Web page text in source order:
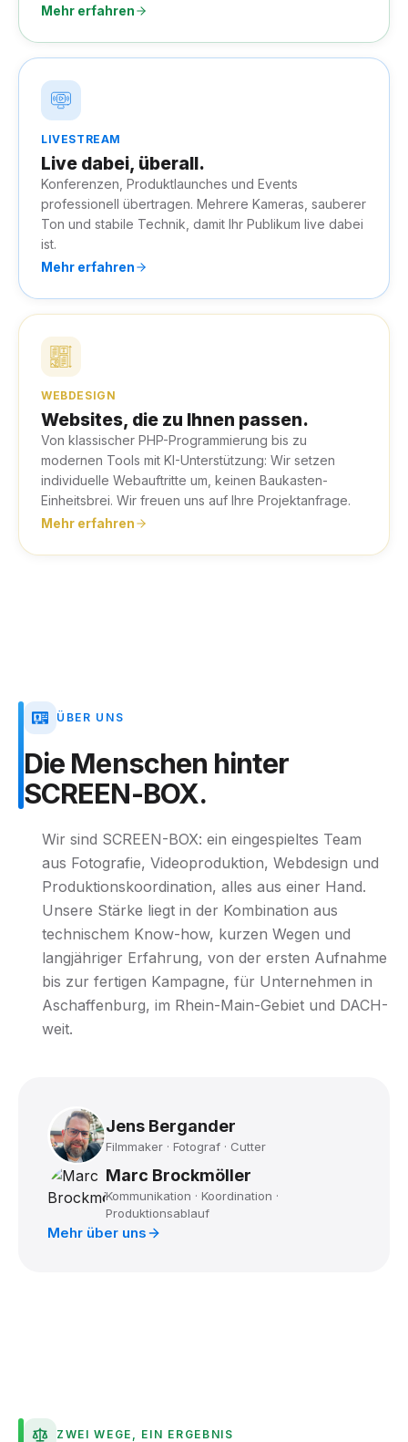
Mehr erfahren
LIVESTREAM
Live dabei, überall.
Konferenzen, Produktlaunches und Events
professionell übertragen. Mehrere Kameras, sauberer
Ton und stabile Technik, damit Ihr Publikum live dabei
ist.
Mehr erfahren
WEBDESIGN
Websites, die zu Ihnen passen.
Von klassischer PHP-Programmierung bis zu
modernen Tools mit KI-Unterstützung: Wir setzen
individuelle Webauftritte um, keinen Baukasten-
Einheitsbrei. Wir freuen uns auf Ihre Projektanfrage.
Mehr erfahren
ÜBER UNS
Die Menschen hinter
SCREEN-BOX.
Wir sind SCREEN-BOX: ein eingespieltes Team
aus Fotografie, Videoproduktion, Webdesign und
Produktionskoordination, alles aus einer Hand.
Unsere Stärke liegt in der Kombination aus
technischem Know-how, kurzen Wegen und
langjähriger Erfahrung, von der ersten Aufnahme
bis zur fertigen Kampagne, für Unternehmen in
Aschaffenburg, im Rhein-Main-Gebiet und DACH-
weit.
Jens Bergander
Filmmaker · Fotograf · Cutter
Marc Brockmöller
Kommunikation · Koordination ·
Produktionsablauf
Mehr über uns
ZWEI WEGE, EIN ERGEBNIS